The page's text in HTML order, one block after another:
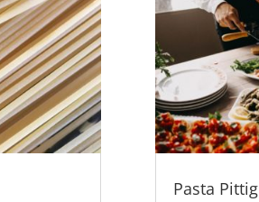
Pasta Pittig